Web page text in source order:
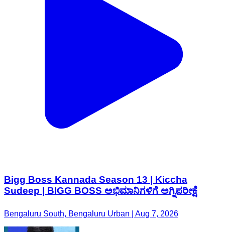
Bigg Boss Kannada Season 13 | Kiccha
Sudeep | BIGG BOSS ಅಭಿಮಾನಿಗಳಿಗೆ ಅಗ್ನಿಪರೀಕ್ಷೆ
Bengaluru South, Bengaluru Urban | Aug 7, 2026